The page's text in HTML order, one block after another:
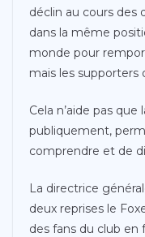
déclin au cours des
dans la même
monde pour
mais les supporters
Cela n’aide pas
publiquement,
comprendre et de
La directrice
deux reprises le
des fans du club en